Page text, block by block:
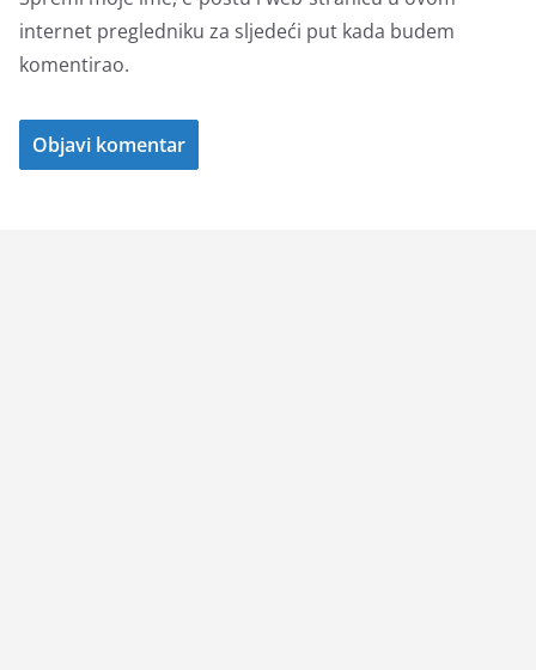
internet pregledniku za sljedeći put kada budem
komentirao.